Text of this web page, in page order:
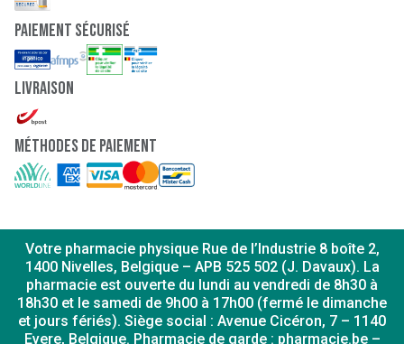
paiement sécurisé
Livraison
Méthodes de paiement
Votre pharmacie physique Rue de l’Industrie 8 boîte 2,
1400 Nivelles, Belgique – APB 525 502 (J. Davaux). La
pharmacie est ouverte du lundi au vendredi de 8h30 à
18h30 et le samedi de 9h00 à 17h00 (fermé le dimanche
et jours fériés). Siège social : Avenue Cicéron, 7 – 1140
Evere, Belgique. Pharmacie de garde : pharmacie.be –